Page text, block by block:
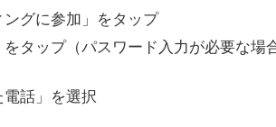
グに参加」をタップ
タップ（パスワード入力が必要な場
電話」を選択